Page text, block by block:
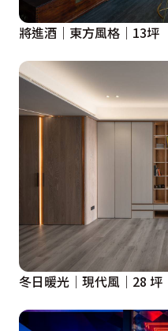
將進酒｜東方風格｜13坪
冬日暖光｜現代風｜28 坪